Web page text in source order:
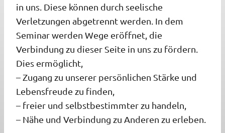
in uns. Diese können durch seelische
Verletzungen abgetrennt werden. In dem
Seminar werden Wege eröffnet, die
Verbindung zu dieser Seite in uns zu fördern.
Dies ermöglicht,
– Zugang zu unserer persönlichen Stärke und
Lebensfreude zu finden,
– freier und selbstbestimmter zu handeln,
– Nähe und Verbindung zu Anderen zu erleben.